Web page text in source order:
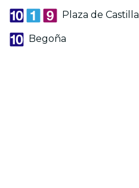
Plaza de Castilla
Begoña